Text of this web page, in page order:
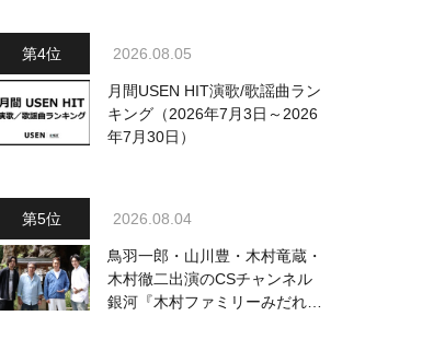
2026.08.05
月間USEN HIT演歌/歌謡曲ラン
キング（2026年7月3日～2026
年7月30日）
2026.08.04
鳥羽一郎・山川豊・木村竜蔵・
木村徹二出演のCSチャンネル
銀河『木村ファミリーみだれ旅